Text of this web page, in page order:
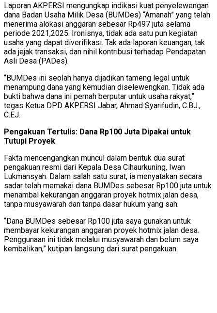
Laporan AKPERSI mengungkap indikasi kuat penyelewengan
dana Badan Usaha Milik Desa (BUMDes) “Amanah” yang telah
menerima alokasi anggaran sebesar Rp497 juta selama
periode 2021,2025. Ironisnya, tidak ada satu pun kegiatan
usaha yang dapat diverifikasi. Tak ada laporan keuangan, tak
ada jejak transaksi, dan nihil kontribusi terhadap Pendapatan
Asli Desa (PADes).
“BUMDes ini seolah hanya dijadikan tameng legal untuk
menampung dana yang kemudian diselewengkan. Tidak ada
bukti bahwa dana ini pernah berputar untuk usaha rakyat,”
tegas Ketua DPD AKPERSI Jabar, Ahmad Syarifudin, C.BJ.,
C.EJ.
Pengakuan Tertulis: Dana Rp100 Juta Dipakai untuk
Tutupi Proyek
Fakta mencengangkan muncul dalam bentuk dua surat
pengakuan resmi dari Kepala Desa Cihaurkuning, Iwan
Lukmansyah. Dalam salah satu surat, ia menyatakan secara
sadar telah memakai dana BUMDes sebesar Rp100 juta untuk
menambal kekurangan anggaran proyek hotmix jalan desa,
tanpa musyawarah dan tanpa dasar hukum yang sah.
“Dana BUMDes sebesar Rp100 juta saya gunakan untuk
membayar kekurangan anggaran proyek hotmix jalan desa.
Penggunaan ini tidak melalui musyawarah dan belum saya
kembalikan,” kutipan langsung dari surat pengakuan.